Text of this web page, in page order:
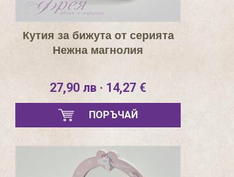
Кутия за бижута от серията
Нежна магнолия
27,90 лв · 14,27 €
ПОРЪЧАЙ